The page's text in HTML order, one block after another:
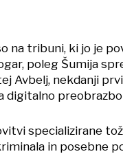
na tribuni, ki jo je
poleg Šumija
Avbelj, nekdanji
digitalno
specializirane
in posebne